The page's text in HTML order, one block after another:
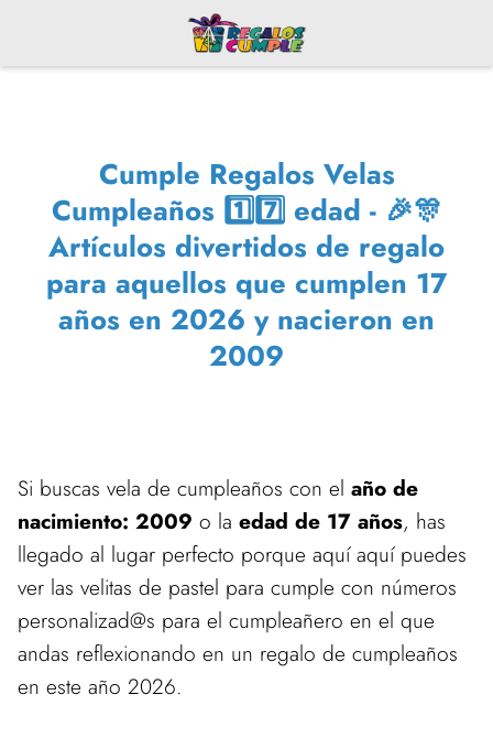
Cumple Regalos Velas
Cumpleaños 1️⃣7️⃣ edad - 🎉🎊
Artículos divertidos de regalo
para aquellos que cumplen 17
años en 2026 y nacieron en
2009
Si buscas vela de cumpleaños con el año de
nacimiento: 2009 o la edad de 17 años, has
llegado al lugar perfecto porque aquí aquí puedes
ver las velitas de pastel para cumple con números
personalizad@s para el cumpleañero en el que
andas reflexionando en un regalo de cumpleaños
en este año 2026.